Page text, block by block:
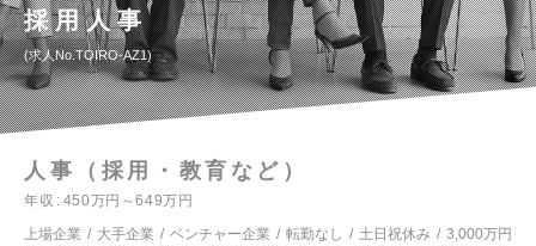
採用人事
求人No.TOIRO-AZ1
人事（採用・教育など）
年収
450万円～649万円
上場企業
大手企業 ベンチャー企業 転勤なし 土日祝休み
3,000万円